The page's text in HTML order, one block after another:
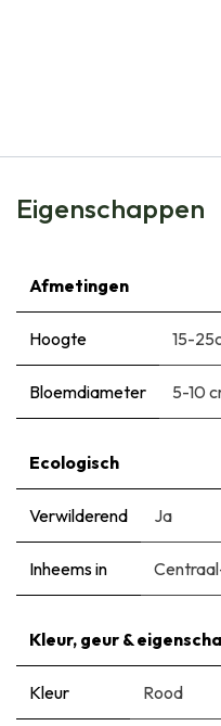
Eigenschappen
Afmetingen
Hoogte 15-
Bloemdiameter 5-10
Ecologisch
Verwilderend Ja
Inheems in
Kleur, geur &
Kleur Rood